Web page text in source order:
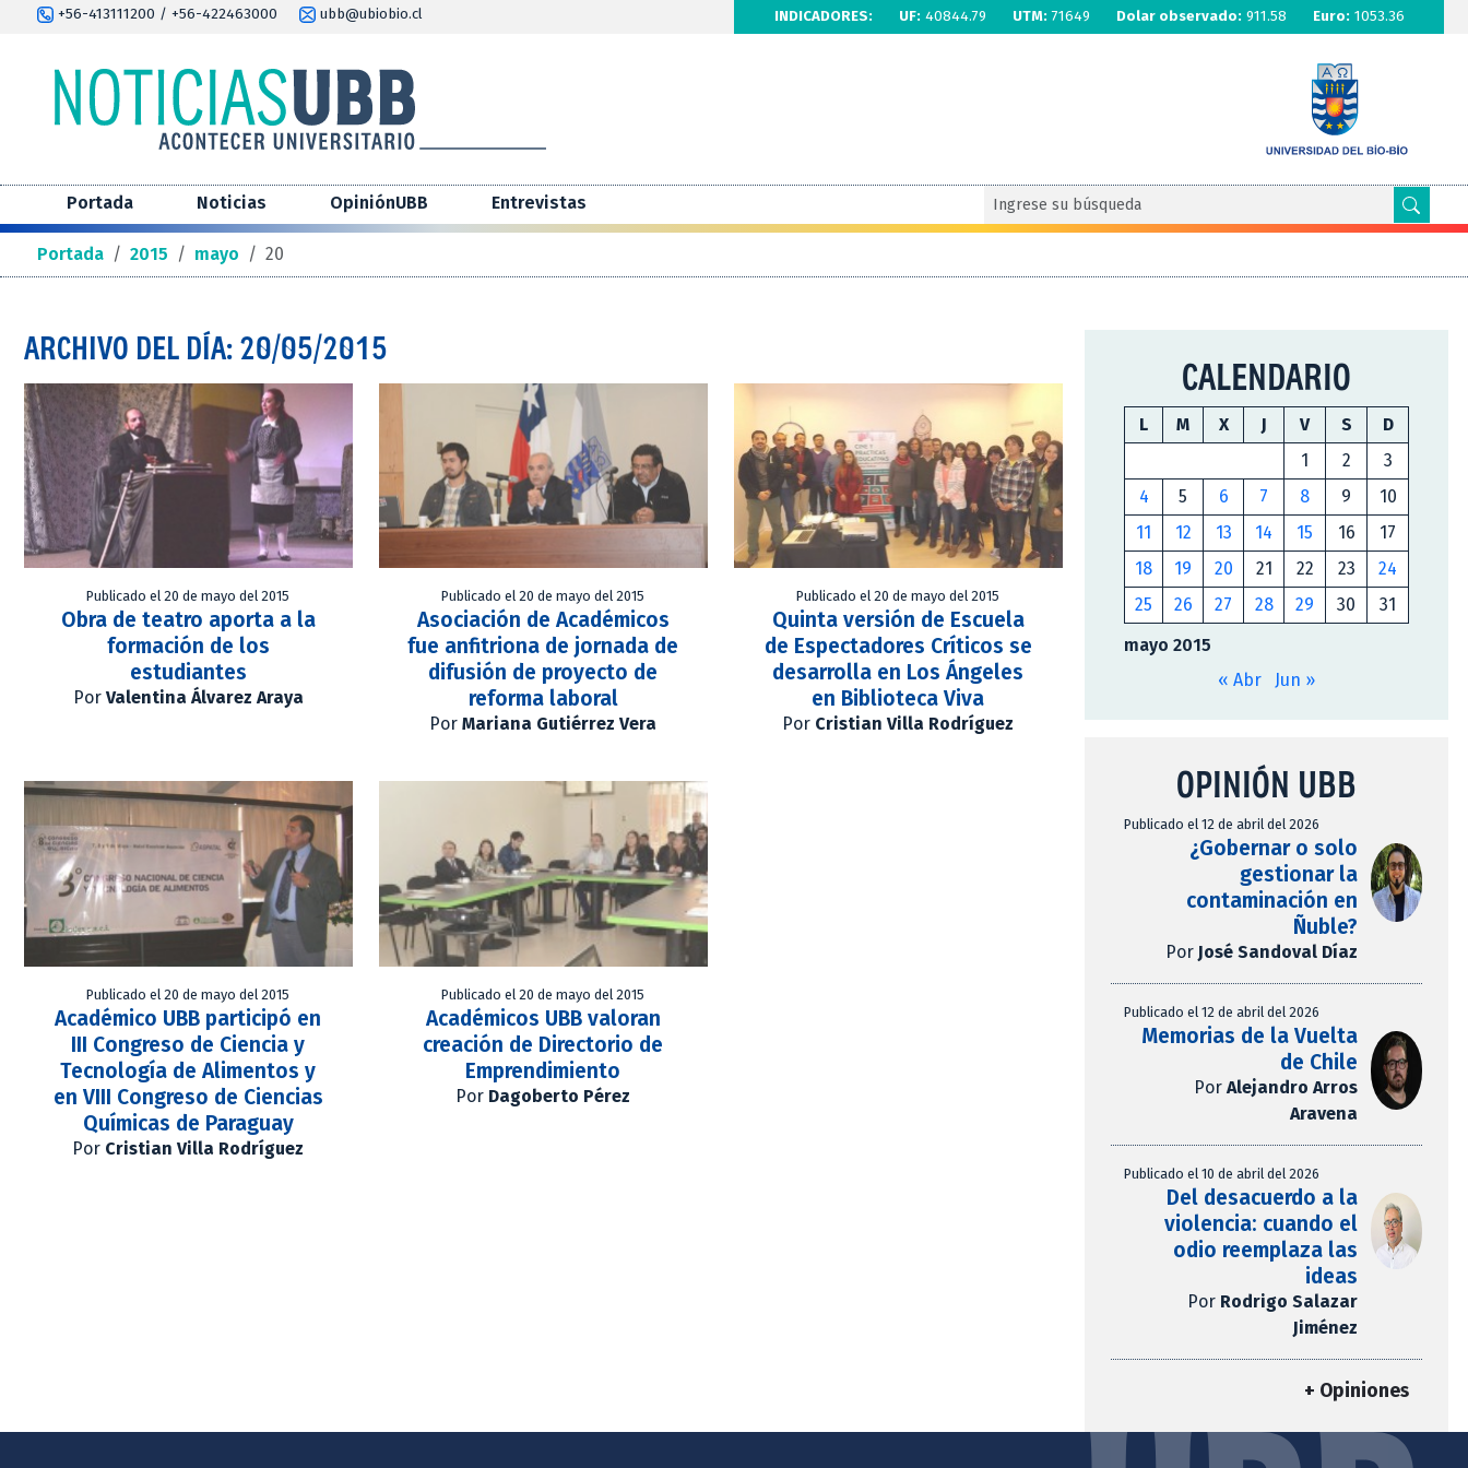
+56-413111200 / +56-422463000 ubb@ubiobio.cl INDICADORES: UF: 40844.79 UTM: 71649 Dolar observado: 911.58 Euro: 1053.36
Portada Noticias OpiniónUBB Entrevistas
Portada / 2015 / mayo / 20
ARCHIVO DEL DÍA: 20/05/2015
Publicado el 20 de mayo del 2015
Obra de teatro aporta a la
formación de los
estudiantes
Por Valentina Álvarez Araya
Publicado el 20 de mayo del 2015
Asociación de Académicos
fue anfitriona de jornada de
difusión de proyecto de
reforma laboral
PorMariana Gutiérrez Vera
Publicado el 20 de mayo del 2015
Quinta versión de Escuela
de Espectadores Críticos se
desarrolla en Los Ángeles
en Biblioteca Viva
Por Cristian Villa Rodríguez
Publicado el 20 de mayo del 2015
Académico UBB participó en
III Congreso de Ciencia y
Tecnología de Alimentos y
en VIII Congreso de Ciencias
Químicas de Paraguay
Por Cristian Villa Rodríguez
Publicado el 20 de mayo del 2015
Académicos UBB valoran
creación de Directorio de
Emprendimiento
Por Dagoberto Pérez
CALENDARIO
mayo 2015
L M X J V S
D
1
2
3
4
5 6 7 8 9
10
11
12 13 14 15 16
17
18
19 20 21 22 23
24
25
26 27 28 29 30 31
« Abr Jun »
OPINIÓN UBB
Publicado el 12 de abril del 2026
¿Gobernar o solo
gestionar la
contaminación en
Ñuble?
Por José Sandoval Díaz
Publicado el 12 de abril del 2026
Memorias de la Vuelta
de Chile
Por Alejandro Arros
Aravena
Publicado el 10 de abril del 2026
Del desacuerdo a la
violencia: cuando el
odio reemplaza las
ideas
Por Rodrigo Salazar
Jiménez
+ Opiniones